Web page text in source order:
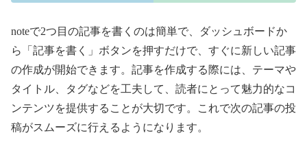
noteで2つ目の記事を書くのは簡単で、ダッシュボードか
ら「記事を書く」ボタンを押すだけで、すぐに新しい記事
の作成が開始できます。記事を作成する際には、テーマや
タイトル、タグなどを工夫して、読者にとって魅力的なコ
ンテンツを提供することが大切です。これで次の記事の投
稿がスムーズに行えるようになります。